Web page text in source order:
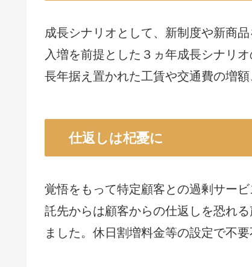
成長シナリオとして、新制度や新商
入増を前提とした３ヵ年成長シナリ
長年据え置かれた工賃や交通費の増額
仕返しは杞憂に
覚悟をもって特定顧客との過剰サー
託先からは顧客からの仕返しを恐れ
ました。休日割増料金等の設定で不